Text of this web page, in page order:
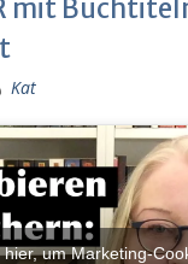
mit
Kat
hier, um Marketing-